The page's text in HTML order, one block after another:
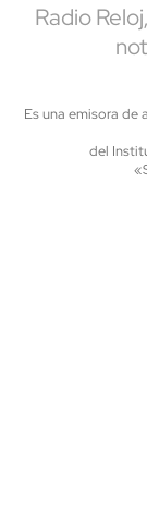
Radio
Es una emisora de
del